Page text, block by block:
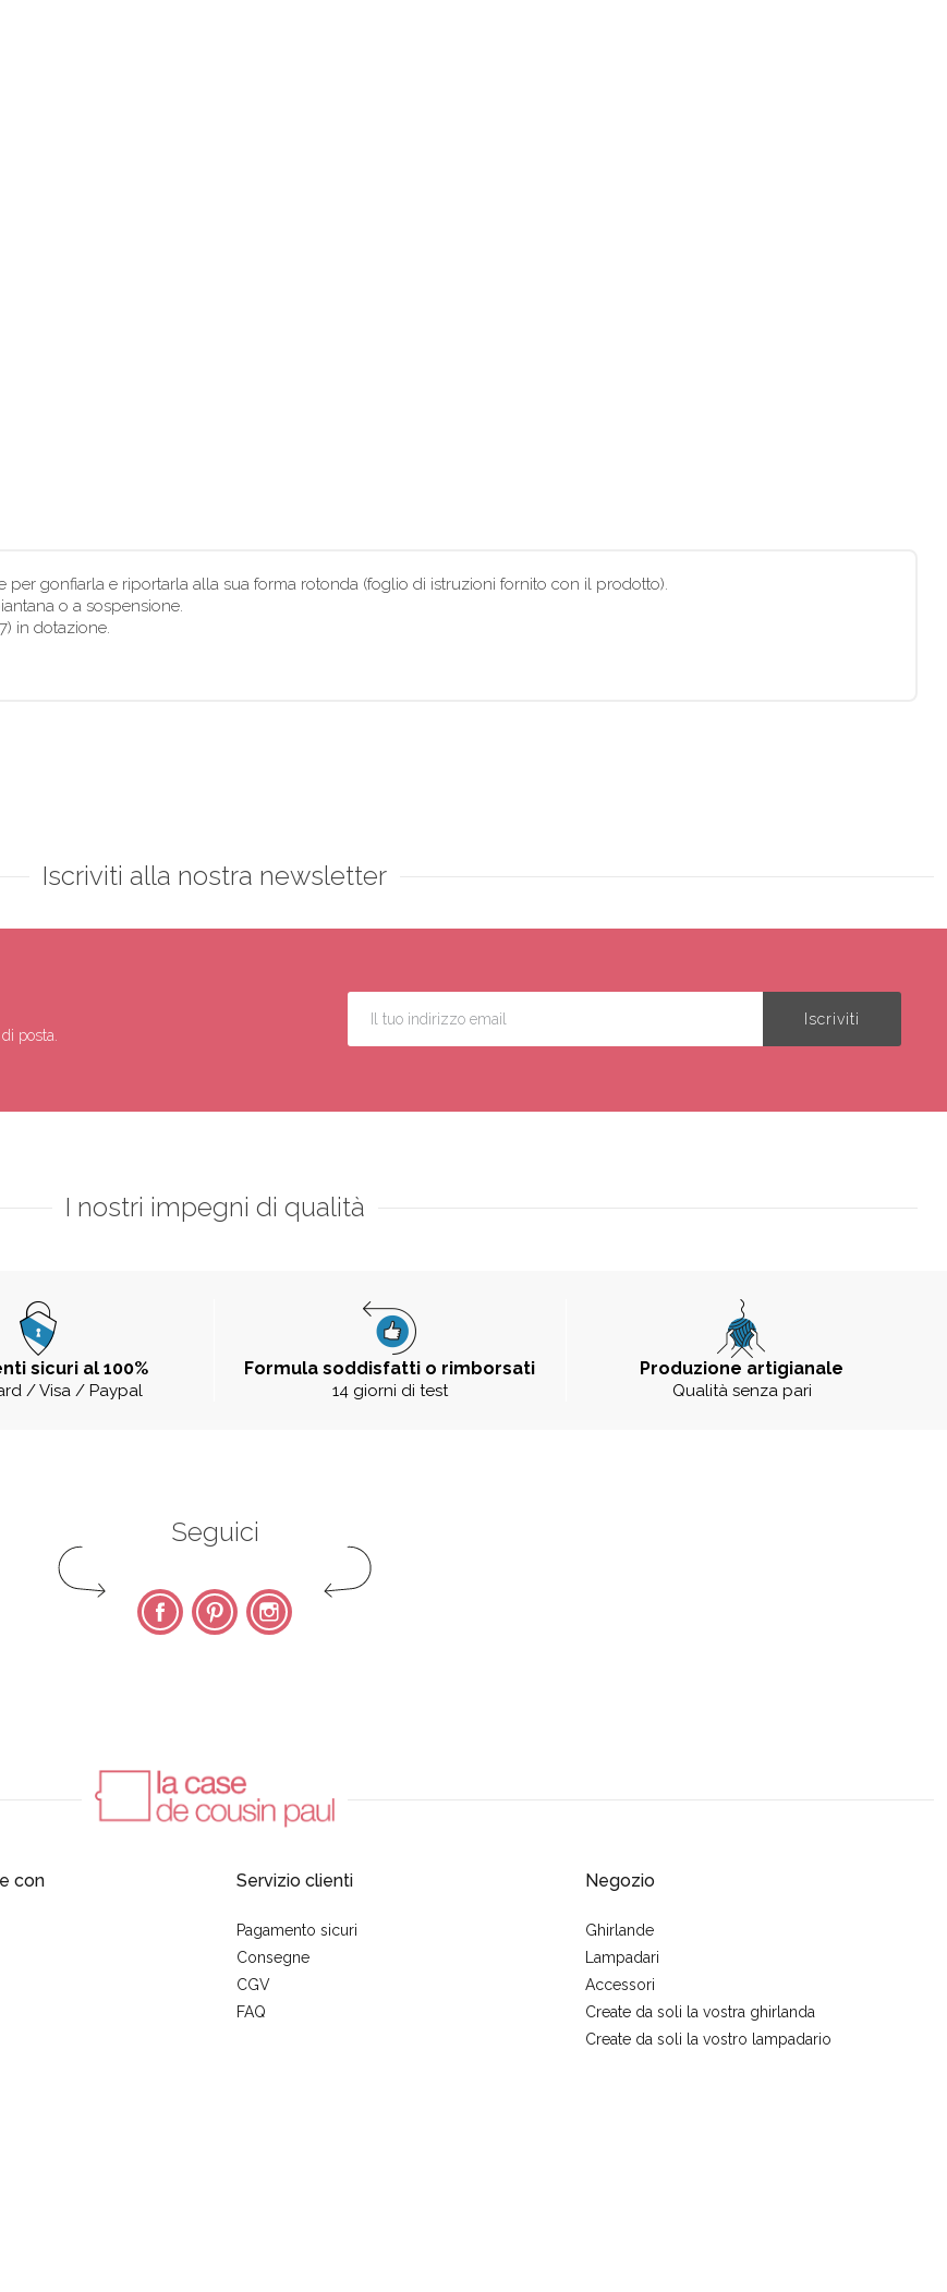
per gonfiarla e riportarla alla sua forma rotonda (foglio di istruzioni fornito con il prodotto).
o a sospensione.
in dotazione.
Iscriviti alla nostra newsletter
posta.
I nostri impegni di qualità
sicuri al 100%
/ Visa / Paypal
Formula soddisfatti o rimborsati
14 giorni di test
Produzione artigianale
Qualità senza pari
Seguici
FacebookPinterest Instagram
con Servizio clienti
Pagamento sicuri
Consegne
CGV
FAQ
Negozio
Ghirlande
Lampadari
Accessori
Create da soli la vostra ghirlanda
Create da soli la vostro lampadario